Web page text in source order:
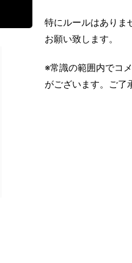
特にルールはありま
お願い致します。
※常識の範囲内でコ
がございます。ご了